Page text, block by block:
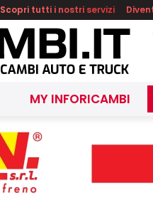
Scopri tutti i nostri servizi
MY INFORICAMBI